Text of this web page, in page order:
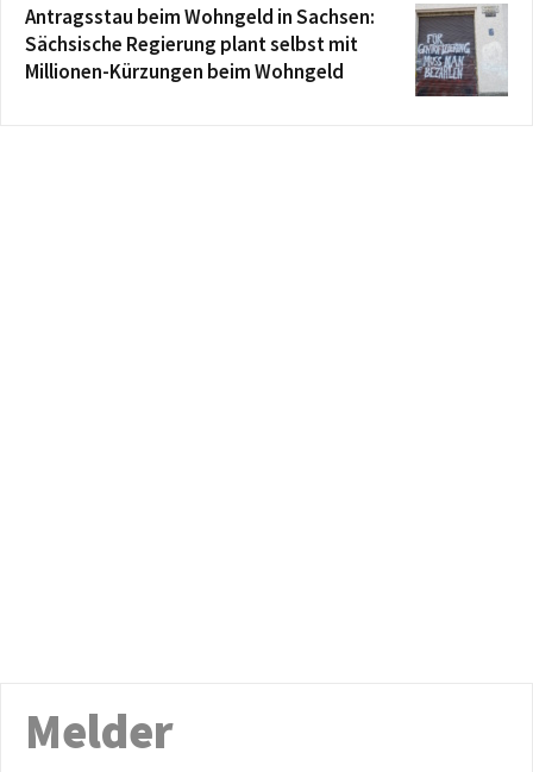
Antragsstau beim Wohngeld in Sachsen:
Sächsische Regierung plant selbst mit
Millionen-Kürzungen beim Wohngeld
Melder